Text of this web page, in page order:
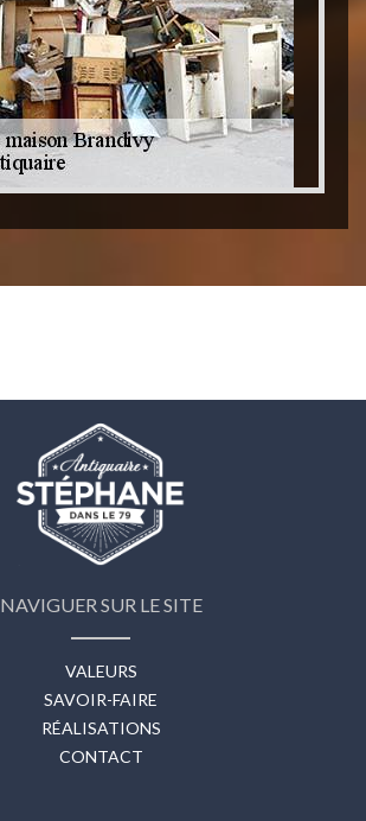
NAVIGUER SUR LE SITE
VALEURS
SAVOIR-FAIRE
RÉALISATIONS
CONTACT